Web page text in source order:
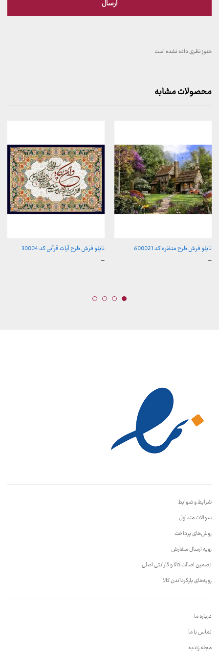
هنوز نظری داده نشده است
محصولات مشابه
تابلو فرش طرح منظره کد 600021
–محدوده
تابلو فرش طرح آیات قرآنی کد 30004
–محدوده
شرایط و ضوابط
سوالات متداول
روش‌های پرداخت
رویه ارسال سفارش
تضمین اصالت کالا و گارانتی اصلی
رویه‌های بازگرداندن کالا
درباره ما
تماس با ما
مجله زندیه